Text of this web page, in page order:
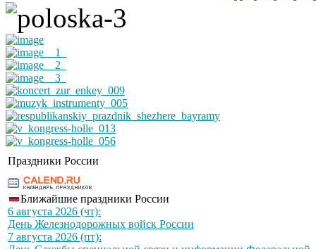
Праздники России
Ближайшие праздники России
6 августа 2026 (чт):
День Железнодорожных войск России
7 августа 2026 (пт):